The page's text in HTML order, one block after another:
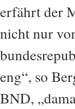
erfährt der
nicht nur
eng“, so
BND,